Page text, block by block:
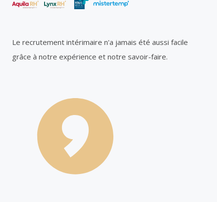
Le recrutement intérimaire n'a jamais été aussi facile
grâce à notre expérience et notre savoir-faire.